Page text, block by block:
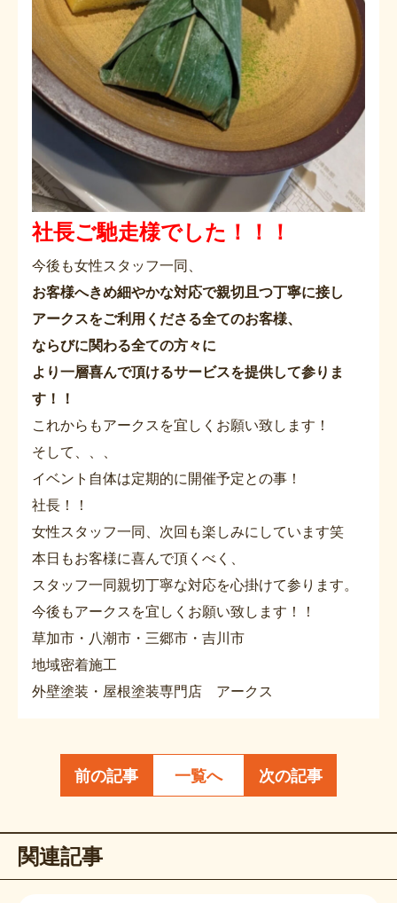
社長ご馳走様でした！！！
今後も女性スタッフ一同、
お客様へきめ細やかな対応で親切且つ丁寧に接し
アークスをご利用くださる全てのお客様、
ならびに関わる全ての方々に
より一層喜んで頂けるサービスを提供して参りま
す！！
これからもアークスを宜しくお願い致します！
そして、、、
イベント自体は定期的に開催予定との事！
社長！！
女性スタッフ一同、次回も楽しみにしています笑
本日もお客様に喜んで頂くべく、
スタッフ一同親切丁寧な対応を心掛けて参ります。
今後もアークスを宜しくお願い致します！！
草加市・八潮市・三郷市・吉川市
地域密着施工
外壁塗装・屋根塗装専門店 アークス
前の記事 一覧へ 次の記事
関連記事